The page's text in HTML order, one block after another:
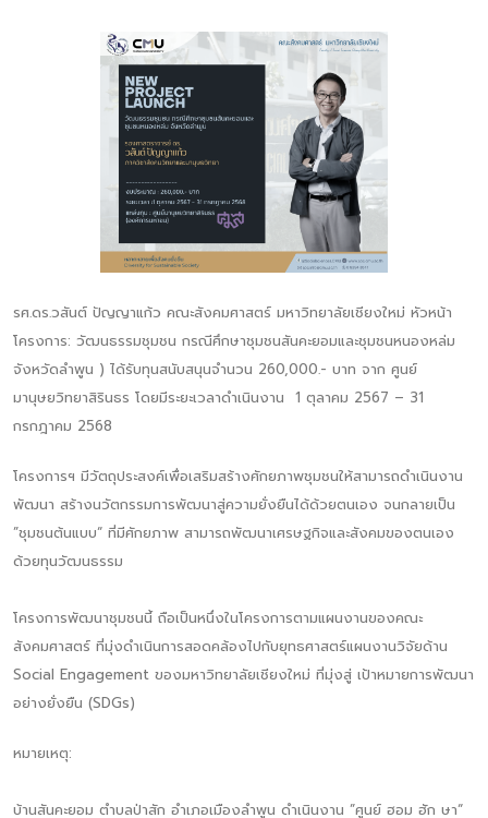
รศ.ดร.วสันต์ ปัญญาแก้ว คณะสังคมศาสตร์ มหาวิทยาลัยเชียงใหม่ หัวหน้า
โครงการ: วัฒนธรรมชุมชน กรณีศึกษาชุมชนสันคะยอมและชุมชนหนองหล่ม
จังหวัดลำพูน ) ได้รับทุนสนับสนุนจำนวน 260,000.- บาท จาก ศูนย์
มานุษยวิทยาสิรินธร โดยมีระยะเวลาดำเนินงาน 1 ตุลาคม 2567 – 31
กรกฎาคม 2568
โครงการฯ มีวัตถุประสงค์เพื่อเสริมสร้างศักยภาพชุมชนให้สามารถดำเนินงาน
พัฒนา สร้างนวัตกรรมการพัฒนาสู่ความยั่งยืนได้ด้วยตนเอง จนกลายเป็น
”ชุมชนต้นแบบ“ ที่มีศักยภาพ สามารถพัฒนาเศรษฐกิจและสังคมของตนเอง
ด้วยทุนวัฒนธรรม
โครงการพัฒนาชุมชนนี้ ถือเป็นหนึ่งในโครงการตามแผนงานของคณะ
สังคมศาสตร์ ที่มุ่งดำเนินการสอดคล้องไปกับยุทธศาสตร์แผนงานวิจัยด้าน
Social Engagement ของมหาวิทยาลัยเชียงใหม่ ที่มุ่งสู่ เป้าหมายการพัฒนา
อย่างยั่งยืน (SDGs)
หมายเหตุ:
บ้านสันคะยอม ตำบลป่าสัก อำเภอเมืองลำพูน ดำเนินงาน ”ศูนย์ ฮอม ฮัก ษา“